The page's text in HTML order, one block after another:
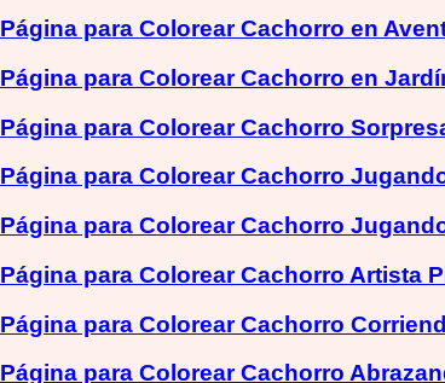
Página para Colorear Cachorro en
Página para Colorear Cachorro en
Página para Colorear Cachorro
Página para Colorear Cachorro
Página para Colorear Cachorro
Página para Colorear Cachorro Artista
Página para Colorear Cachorro
Página para Colorear Cachorro